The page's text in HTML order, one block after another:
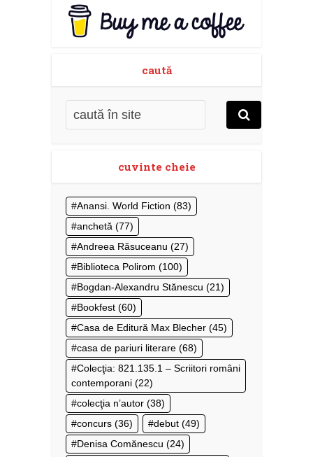
caută
cuvinte cheie
Anansi. World Fiction (83)
anchetă (77)
Andreea Răsuceanu (27)
Biblioteca Polirom (100)
Bogdan-Alexandru Stănescu (21)
Bookfest (60)
Casa de Editură Max Blecher (45)
casa de pariuri literare (68)
Colecţia: 821.135.1 – Scriitori români
contemporani (22)
colecţia n’autor (38)
concurs (36) debut (49)
Denisa Comănescu (24)